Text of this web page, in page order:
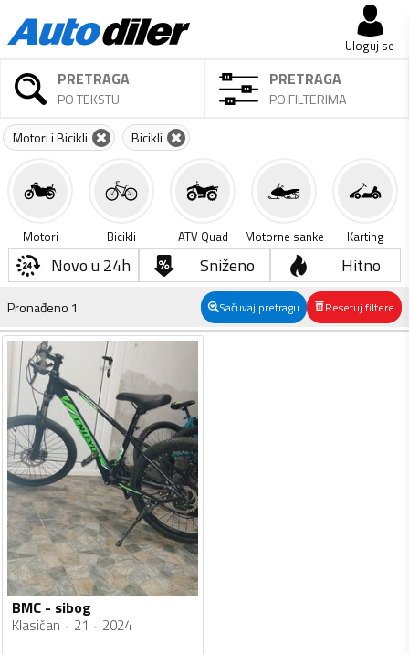
Uloguj se
PRETRAGA
PO TEKSTU
PRETRAGA
PO FILTERIMA
Motori i Bicikli Bicikli
Motori Bicikli ATV Quad Motorne sanke Karting
Novo u 24h Sniženo Hitno
Pronađeno 1 Sačuvaj pretragu Resetuj filtere
BMC - sibog
Klasičan 21 2024